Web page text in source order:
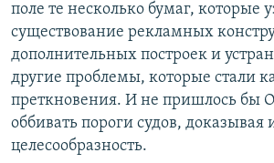
поле те несколько бумаг, которые
существование рекламных
дополнительных построек и
другие проблемы, которые стали
преткновения. И не пришлось бы
оббивать пороги судов, доказывая
целесообразность.